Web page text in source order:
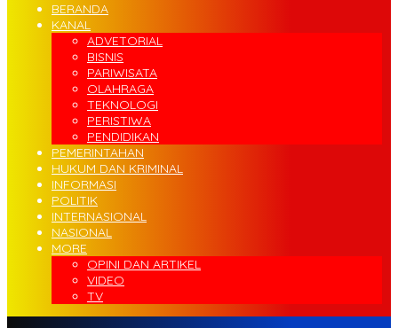
BERANDA
KANAL
ADVETORIAL
BISNIS
PARIWISATA
OLAHRAGA
TEKNOLOGI
PERISTIWA
PENDIDIKAN
PEMERINTAHAN
HUKUM DAN KRIMINAL
INFORMASI
POLITIK
INTERNASIONAL
NASIONAL
MORE
OPINI DAN ARTIKEL
VIDEO
TV